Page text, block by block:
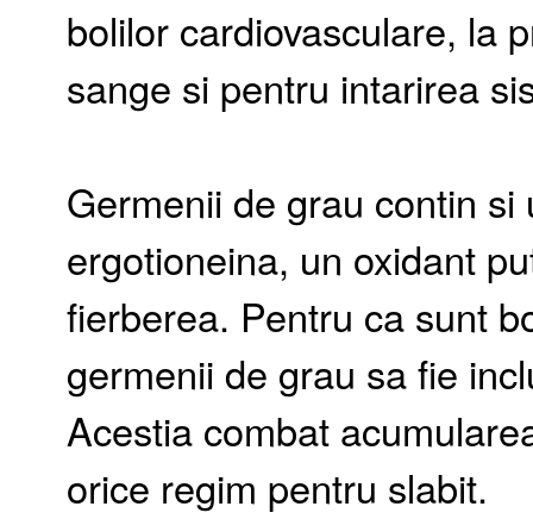
bolilor cardiovasculare, la
sange si pentru intarirea
Germenii de grau contin
ergotioneina, un oxidant
fierberea. Pentru ca sunt
germenii de grau sa fie
Acestia combat
orice regim pentru slabit.